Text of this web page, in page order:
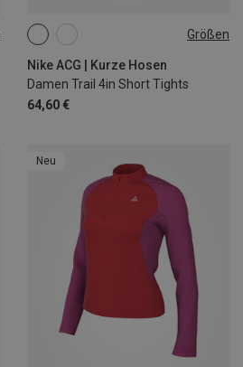
Größen
Nike ACG | Kurze Hosen
Damen Trail 4in Short Tights
64,60 €
XS S
Neu